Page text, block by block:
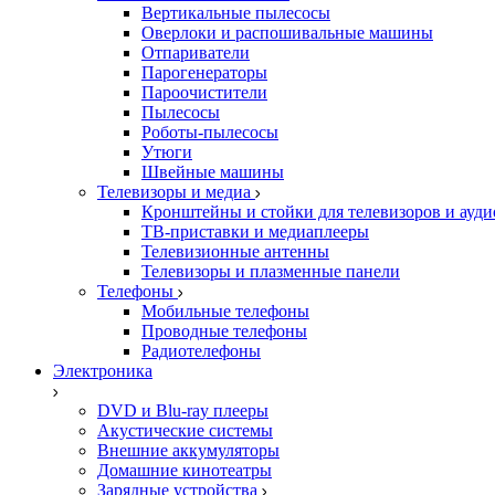
Вертикальные пылесосы
Оверлоки и распошивальные машины
Отпариватели
Парогенераторы
Пароочистители
Пылесосы
Роботы-пылесосы
Утюги
Швейные машины
Телевизоры и медиа
Кронштейны и стойки для телевизоров и
ТВ-приставки и медиаплееры
Телевизионные антенны
Телевизоры и плазменные панели
Телефоны
Мобильные телефоны
Проводные телефоны
Радиотелефоны
Электроника
DVD и Blu-ray плееры
Акустические системы
Внешние аккумуляторы
Домашние кинотеатры
Зарядные устройства